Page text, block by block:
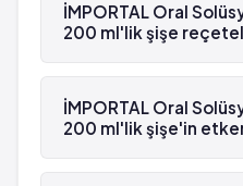
İMPORTAL Oral
200 ml'lik şişe
Evet, İMPORTAL Oral
200 ml'lik şişe beyaz
İMPORTAL Oral
200 ml'lik şişe'in
İMPORTAL Oral